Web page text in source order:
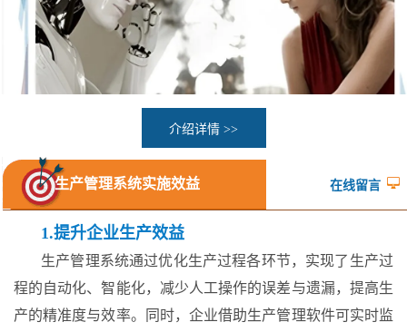
介绍详情 >>
生产管理系统实施效益 在线留言
1.提升企业生产效益
生产管理系统通过优化生产过程各环节，实现了生产过
程的自动化、智能化，减少人工操作的误差与遗漏，提高生
产的精准度与效率。同时，企业借助生产管理软件可实时监